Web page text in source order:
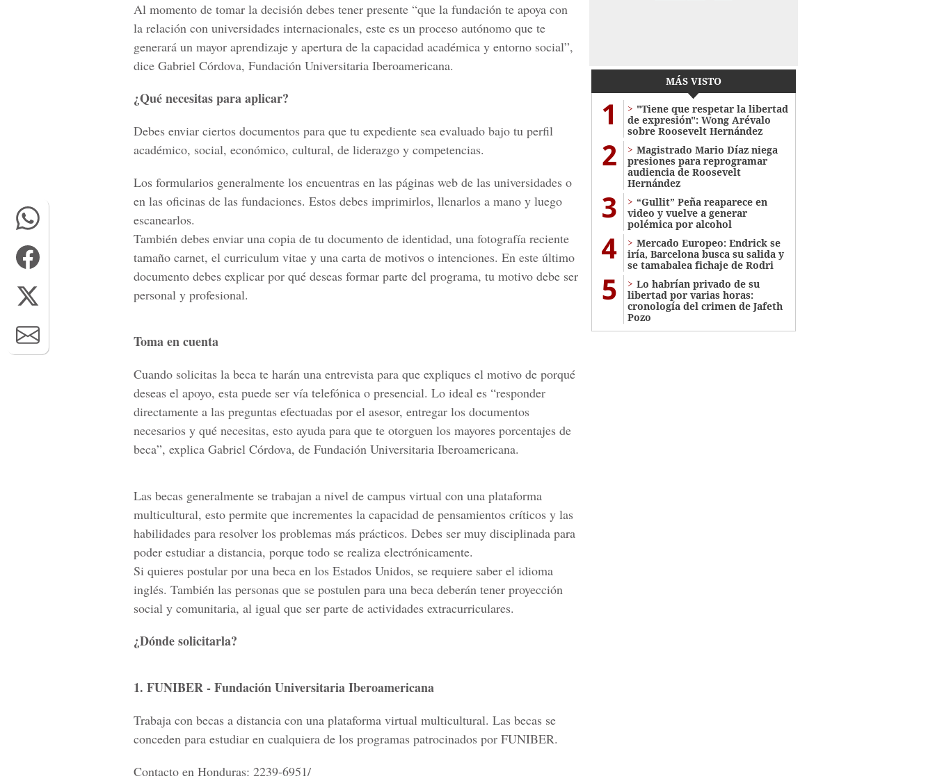
Al momento de tomar la decisión debes tener presente “que la fundación te apoya con
la relación con universidades internacionales, este es un proceso autónomo que te
generará un mayor aprendizaje y apertura de la capacidad académica y entorno social”,
dice Gabriel Córdova, Fundación Universitaria Iberoamericana.
¿Qué necesitas para aplicar?
Debes enviar ciertos documentos para que tu expediente sea evaluado bajo tu perfil
académico, social, económico, cultural, de liderazgo y competencias.
Los formularios generalmente los encuentras en las páginas web de las universidades o
en las oficinas de las fundaciones. Estos debes imprimirlos, llenarlos a mano y luego
escanearlos.
También debes enviar una copia de tu documento de identidad, una fotografía reciente
tamaño carnet, el curriculum vitae y una carta de motivos o intenciones. En este último
documento debes explicar por qué deseas formar parte del programa, tu motivo debe ser
personal y profesional.
Toma en cuenta
Cuando solicitas la beca te harán una entrevista para que expliques el motivo de porqué
deseas el apoyo, esta puede ser vía telefónica o presencial. Lo ideal es “responder
directamente a las preguntas efectuadas por el asesor, entregar los documentos
necesarios y qué necesitas, esto ayuda para que te otorguen los mayores porcentajes de
beca”, explica Gabriel Córdova, de Fundación Universitaria Iberoamericana.
Las becas generalmente se trabajan a nivel de campus virtual con una plataforma
multicultural, esto permite que incrementes la capacidad de pensamientos críticos y las
habilidades para resolver los problemas más prácticos. Debes ser muy disciplinada para
poder estudiar a distancia, porque todo se realiza electrónicamente.
Si quieres postular por una beca en los Estados Unidos, se requiere saber el idioma
inglés. También las personas que se postulen para una beca deberán tener proyección
social y comunitaria, al igual que ser parte de actividades extracurriculares.
¿Dónde solicitarla?
1. FUNIBER - Fundación Universitaria Iberoamericana
Trabaja con becas a distancia con una plataforma virtual multicultural. Las becas se
conceden para estudiar en cualquiera de los programas patrocinados por FUNIBER.
Contacto en Honduras: 2239-6951/
MÁS VISTO
1
"Tiene que respetar la libertad
de expresión": Wong Arévalo
sobre Roosevelt Hernández
2
Magistrado Mario Díaz niega
presiones para reprogramar
audiencia de Roosevelt
Hernández
3
“Gullit” Peña reaparece en
video y vuelve a generar
polémica por alcohol
4
Mercado Europeo: Endrick se
iría, Barcelona busca su salida y
se tamabalea fichaje de Rodri
5
Lo habrían privado de su
libertad por varias horas:
cronología del crimen de Jafeth
Pozo